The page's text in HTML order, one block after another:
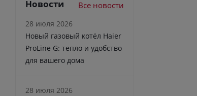
Новости Все новости
28 июля 2026
Новый газовый котёл Haier
ProLine G: тепло и удобство
для вашего дома
28 июля 2026